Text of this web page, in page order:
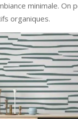
minimale. On
organiques.